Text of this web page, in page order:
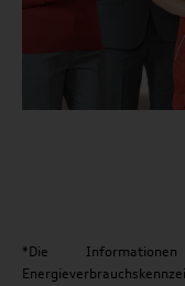
*Die